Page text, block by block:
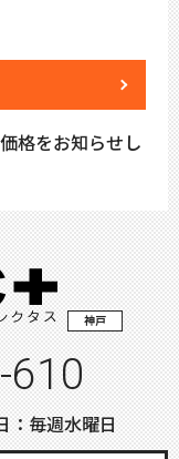
格をお知らせし
神戸
610
毎週水曜日